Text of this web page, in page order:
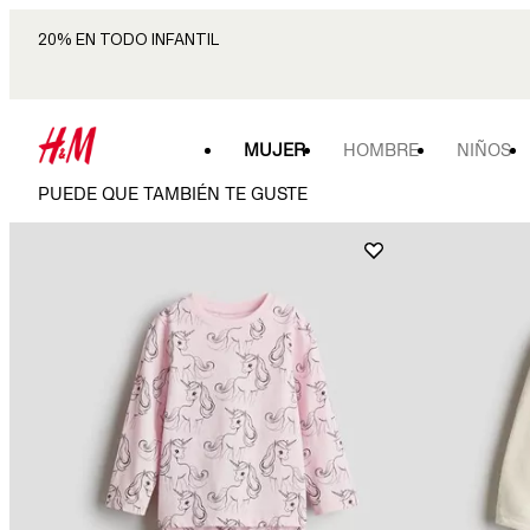
20% EN TODO INFANTIL
MUJER HOMBRE NIÑOS
PUEDE QUE TAMBIÉN TE GUSTE